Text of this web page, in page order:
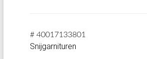
# 40017133801
Snijgarnituren